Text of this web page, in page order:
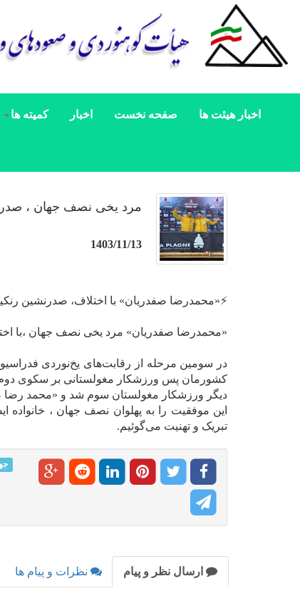
اخبار هیئت ها صفحه نخست اخبار کمیته ها
مرد یخی نصف جهان ،
1403/11/13
⚡️«محمدرضا صفدریان» با اختلاف، صدرنشین
«محمدرضا صفدریان» مرد یخی نصف جهان ،با
در سومین مرحله از رقابت‌های یخ‌نوردی
کشورمان پس ورزشکار مغولستانی بر سکوی دوم
دیگر ورزشکار مغولستان سوم شد و «محمد رضا
این موفقیت را به پهلوان نصف جهان ،
تبریک و تهنیت می‌گوئیم.
ارسال نظر و پیام نظرات و پیام ها